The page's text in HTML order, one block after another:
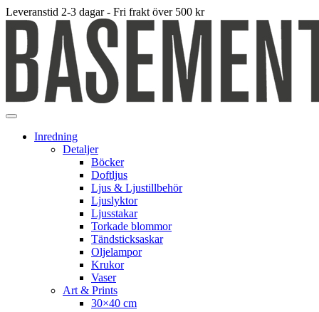
Leveranstid 2-3 dagar - Fri frakt över 500 kr
Inredning
Detaljer
Böcker
Doftljus
Ljus & Ljustillbehör
Ljuslyktor
Ljusstakar
Torkade blommor
Tändsticksaskar
Oljelampor
Krukor
Vaser
Art & Prints
30×40 cm